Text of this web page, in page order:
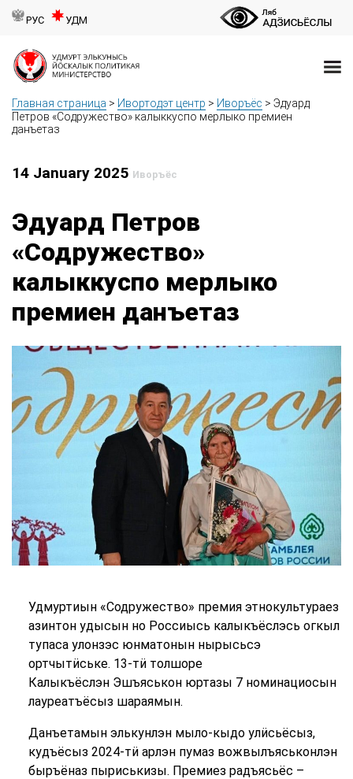
РУС УДМ
Главная страница > Ивортодэт центр > Иворъёс > Эдуард
Петров «Содружество» калыккуспо мерлыко премиен
данъетаз
14 January 2025 Иворъёс
Эдуард Петров
«Содружество»
калыккуспо мерлыко
премиен данъетаз
Удмуртиын «Содружество» премия этнокультураез
азинтон удысын но Россиысь калыкъёслэсь огкыл
тупаса улонзэс юнматонын нырысьсэ
ортчытӥське. 13-тӥ толшоре
Калыкъёслэн Эшъяськон юртазы 7 номинациосын
лауреатъёсыз шараямын.
Данъетамын элькунлэн мыло-кыдо улӥсьёсыз,
кудъёсыз 2024-тӥ арлэн пумаз вожвылъяськонлэн
быръёназ пыриськизы. Премиез радъясьёс –